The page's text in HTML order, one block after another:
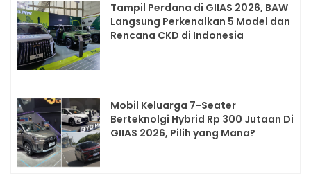
Tampil Perdana di GIIAS 2026, BAW
Langsung Perkenalkan 5 Model dan
Rencana CKD di Indonesia
Mobil Keluarga 7-Seater
Berteknolgi Hybrid Rp 300 Jutaan Di
GIIAS 2026, Pilih yang Mana?